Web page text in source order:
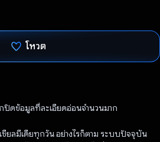
โหวต
ดข้อมูลที่ละเอียดอ่อนจำนวนมาก
ชียลมีเดียทุกวัน อย่างไรก็ตาม ระบบปัจจุบัน